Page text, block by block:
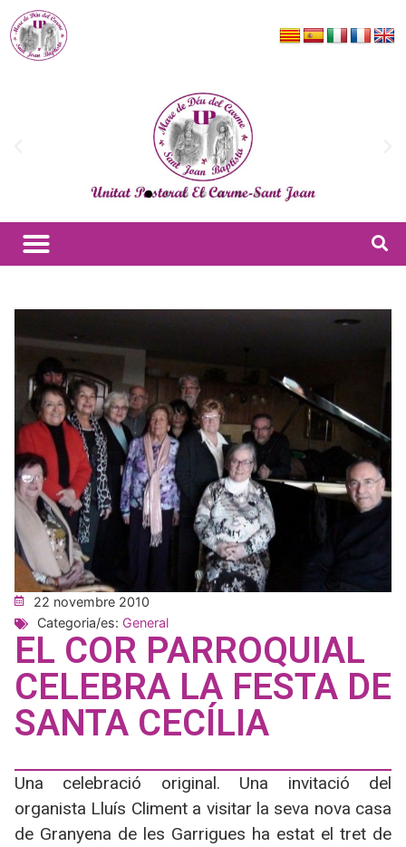
22 novembre 2010
Categoria/es: General
EL COR PARROQUIAL
CELEBRA LA FESTA DE
SANTA CECÍLIA
Una celebració original. Una invitació del
organista Lluís Climent a visitar la seva nova casa
de Granyena de les Garrigues ha estat el tret de